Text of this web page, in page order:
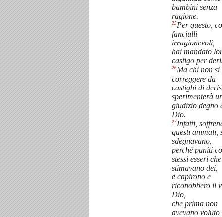
bambini senza
ragione.
25Per questo,
fanciulli
irragionevoli,
hai mandato
castigo per
26Ma chi non si
correggere da
castighi di
sperimenterà
giudizio degno
Dio.
27Infatti,
questi animali,
sdegnavano,
perché puniti
stessi esseri che
stimavano dei,
e capirono e
riconobbero il
Dio,
che prima non
avevano voluto